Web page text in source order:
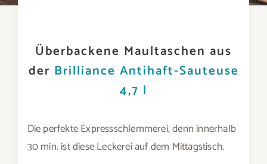
Überbackene Maultaschen aus
der Brilliance Antihaft-Sauteuse
4,7 l
Die perfekte Expressschlemmerei, denn innerhalb
30 min. ist diese Leckerei auf dem Mittagstisch.